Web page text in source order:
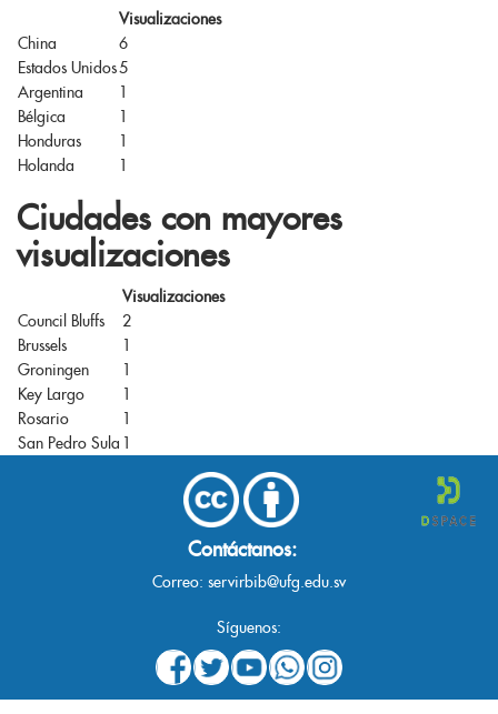
Visualizaciones
China
6
Estados Unidos5
Argentina
1
Bélgica
1
Honduras
1
Holanda
1
Ciudades con mayores
visualizaciones
Visualizaciones
Council Bluffs
2
Brussels
1
Groningen
1
Key Largo
1
Rosario
1
San Pedro Sula 1
Contáctanos:
Correo: servirbib@ufg.edu.sv
Síguenos: